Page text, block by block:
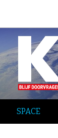
SPACE